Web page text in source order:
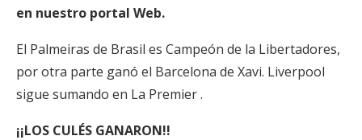
en nuestro portal Web.
El Palmeiras de Brasil es Campeón de la Libertadores,
por otra parte ganó el Barcelona de Xavi. Liverpool
sigue sumando en La Premier .
¡¡LOS CULÉS GANARON!!